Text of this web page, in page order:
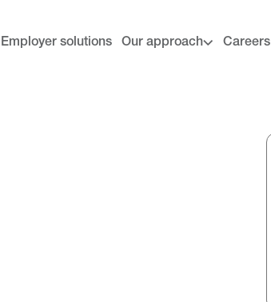
Employer solutions Our approach Careers